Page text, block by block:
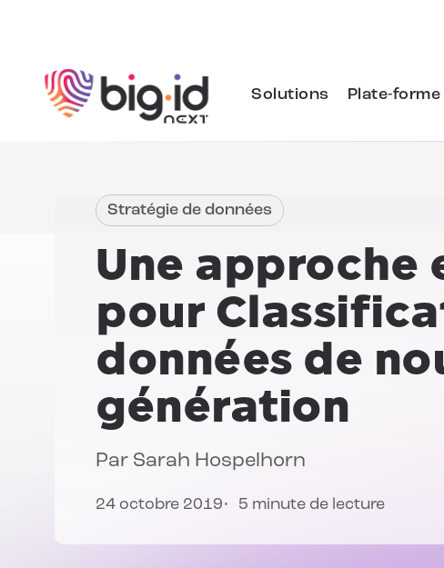
Solutions Plate-forme
Stratégie de données
Une approche
pour
données de
génération
Par Sarah Hospelhorn
24 octobre 2019 5 minute de lecture